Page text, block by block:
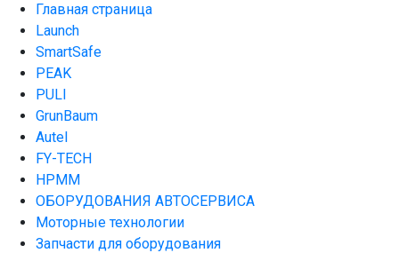
Главная страница
Launch
SmartSafe
PEAK
PULI
GrunBaum
Autel
FY-TECH
HPMM
ОБОРУДОВАНИЯ АВТОСЕРВИСА
Моторные технологии
Запчасти для оборудования